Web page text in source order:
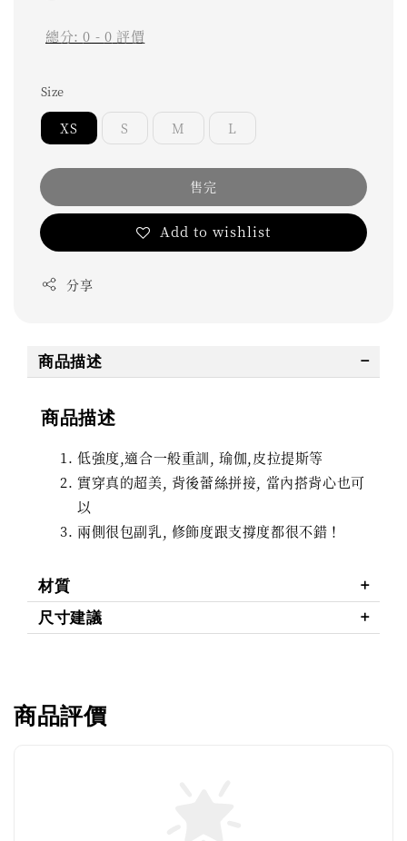
總分:0 - 0 評價
Size
XS S M L
售完
Add to wishlist
分享
商品描述
商品描述
低強度,適合一般重訓, 瑜伽,皮拉提斯等
實穿真的超美, 背後蕾絲拼接, 當內搭背心也可
以
兩側很包副乳, 修飾度跟支撐度都很不錯！
材質
尺寸建議
商品評價